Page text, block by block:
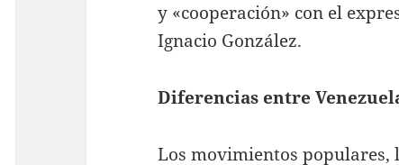
y «cooperación» con el
Ignacio González.
Diferencias entre
Los movimientos populares,